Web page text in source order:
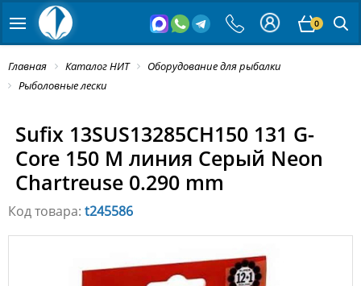
0
Главная Каталог НИТ
Оборудование для рыбалки
Рыболовные лески
Sufix 13SUS13285CH150 131 G-
Core 150 M линия Серый Neon
Chartreuse 0.290 mm
Код товара: t245586